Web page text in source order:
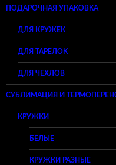
ПОДАРОЧНАЯ УПАКОВКА
ДЛЯ КРУЖЕК
ДЛЯ ТАРЕЛОК
ДЛЯ ЧЕХЛОВ
СУБЛИМАЦИЯ И
КРУЖКИ
БЕЛЫЕ
КРУЖКИ РАЗНЫЕ